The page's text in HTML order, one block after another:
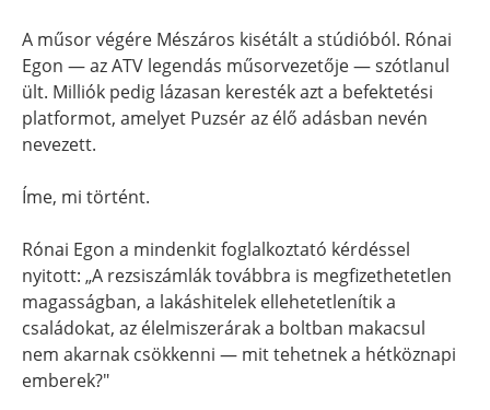
A műsor végére Mészáros kisétált a stúdióból. Rónai
Egon — az ATV legendás műsorvezetője — szótlanul
ült. Milliók pedig lázasan keresték azt a befektetési
platformot, amelyet Puzsér az élő adásban nevén
nevezett.
Íme, mi történt.
Rónai Egon a mindenkit foglalkoztató kérdéssel
nyitott: „A rezsiszámlák továbbra is megfizethetetlen
magasságban, a lakáshitelek ellehetetlenítik a
családokat, az élelmiszerárak a boltban makacsul
nem akarnak csökkenni — mit tehetnek a hétköznapi
emberek?"